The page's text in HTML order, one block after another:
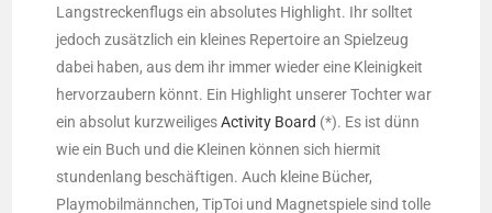
Langstreckenflugs ein absolutes Highlight. Ihr solltet
jedoch zusätzlich ein kleines Repertoire an Spielzeug
dabei haben, aus dem ihr immer wieder eine Kleinigkeit
hervorzaubern könnt. Ein Highlight unserer Tochter war
ein absolut kurzweiligesActivity Board (*). Es ist dünn
wie ein Buch und die Kleinen können sich hiermit
stundenlang beschäftigen. Auch kleine Bücher,
Playmobilmännchen, TipToi und Magnetspiele sind tolle